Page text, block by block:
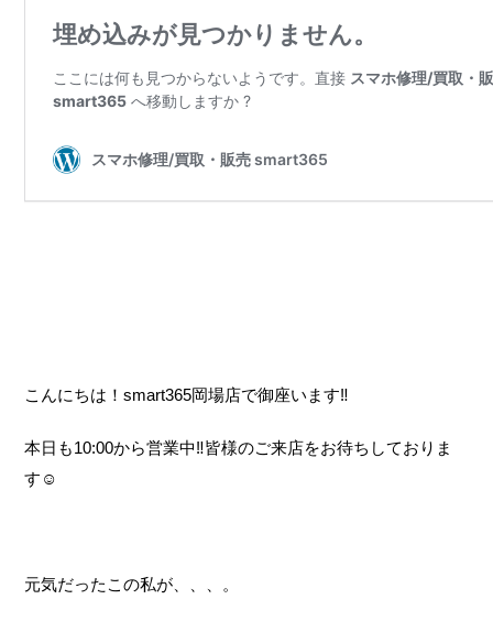
こんにちは！smart365岡場店で御座います‼
本日も10:00から営業中‼皆様のご来店をお待ちしておりま
す☺
元気だったこの私が、、、。